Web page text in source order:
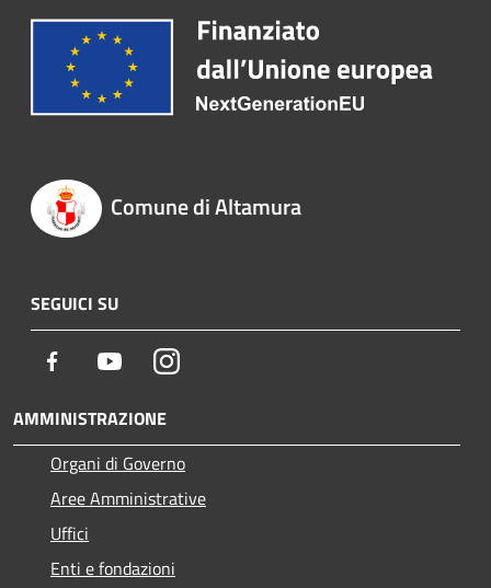
Comune di Altamura
SEGUICI SU
Facebook YoutubeInstagram
AMMINISTRAZIONE
Organi di Governo
Aree Amministrative
Uffici
Enti e fondazioni